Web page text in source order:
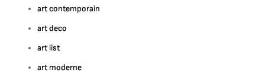
art contemporain
art deco
art list
art moderne